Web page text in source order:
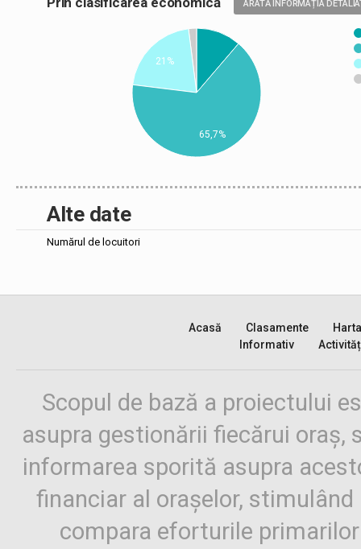
ARATĂ INFORMAȚIA
21%
65,7%
Alte date
Numărul de locuitori
Acasă Clasamente
Harta
Informativ
Scopul de bază a proiectului
asupra gestionării fiecărui oraș,
informarea sporită asupra
financiar al orașelor,
compara eforturile